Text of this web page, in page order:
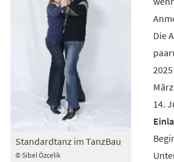
© Sibel Özcelik
Standardtanz im TanzBau
Die
14.